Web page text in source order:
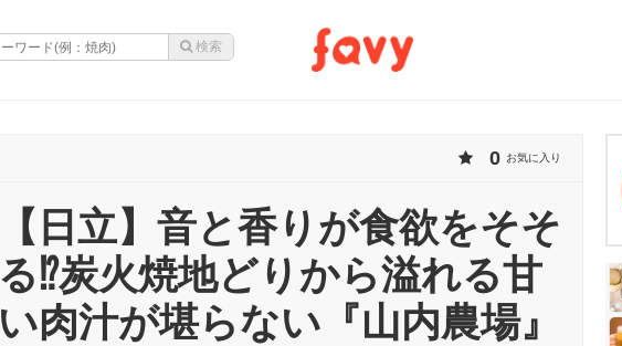
0 お気に入り
【日立】音と香りが食欲をそそ
る⁉︎炭火焼地どりから溢れる甘
い肉汁が堪らない『山内農場』